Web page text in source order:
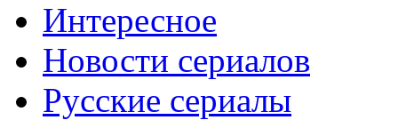
Интересное
Новости сериалов
Русские сериалы